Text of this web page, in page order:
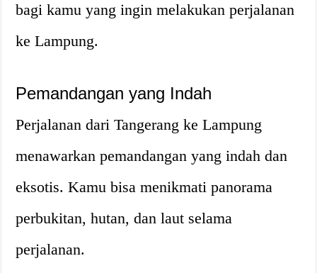
bagi kamu yang ingin melakukan perjalanan
ke Lampung.
Pemandangan yang Indah
Perjalanan dari Tangerang ke Lampung
menawarkan pemandangan yang indah dan
eksotis. Kamu bisa menikmati panorama
perbukitan, hutan, dan laut selama
perjalanan.